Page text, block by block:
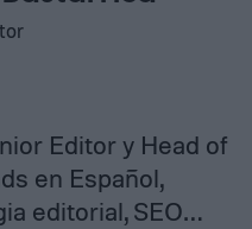
Editor y Head of
en Español,
editorial, SEO…